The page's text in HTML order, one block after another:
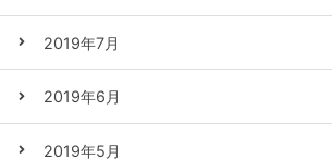
2019年7月
2019年6月
2019年5月